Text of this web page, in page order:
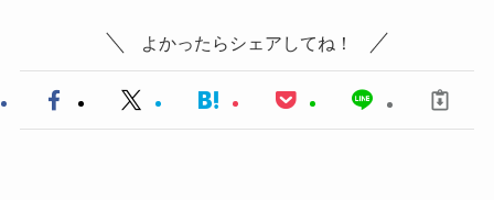
よかったらシェアしてね！